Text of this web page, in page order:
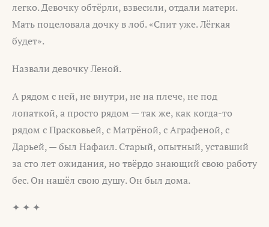
легко. Девочку обтёрли, взвесили, отдали матери.
Мать поцеловала дочку в лоб. «Спит уже. Лёгкая
будет».
Назвали девочку Леной.
А рядом с ней, не внутри, не на плече, не под
лопаткой, а просто рядом — так же, как когда-то
рядом с Прасковьей, с Матрёной, с Аграфеной, с
Дарьей, — был Нафаил. Старый, опытный, уставший
за сто лет ожидания, но твёрдо знающий свою работу
бес. Он нашёл свою душу. Он был дома.
✦ ✦ ✦